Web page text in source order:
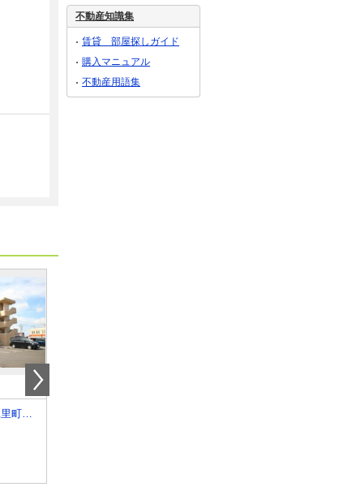
佐賀県伊万里市二里町八谷搦
不動産知識集
賃貸 部屋探しガイド
購入マニュアル
不動産用語集